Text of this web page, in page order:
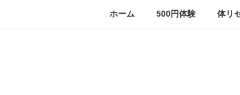
ホーム 500円体験 体リ